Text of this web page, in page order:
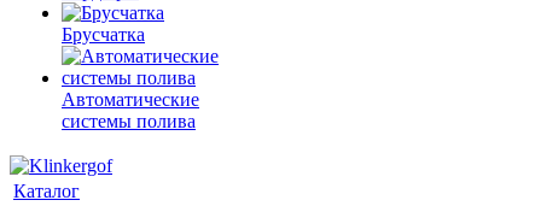
Брусчатка
Автоматические
системы полива
Каталог